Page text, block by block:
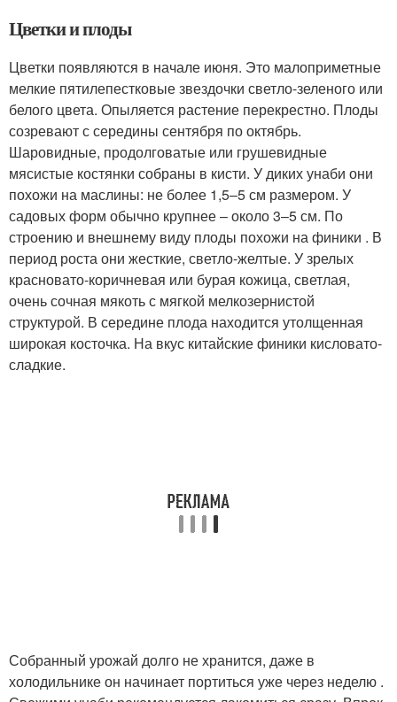
Цветки и плоды
Цветки появляются в начале июня. Это малоприметные
мелкие пятилепестковые звездочки светло-зеленого или
белого цвета. Опыляется растение перекрестно. Плоды
созревают с середины сентября по октябрь.
Шаровидные, продолговатые или грушевидные
мясистые костянки собраны в кисти. У диких унаби они
похожи на маслины: не более 1,5–5 см размером. У
садовых форм обычно крупнее – около 3–5 см. По
строению и внешнему виду плоды похожи на финики . В
период роста они жесткие, светло-желтые. У зрелых
красновато-коричневая или бурая кожица, светлая,
очень сочная мякоть с мягкой мелкозернистой
структурой. В середине плода находится утолщенная
широкая косточка. На вкус китайские финики кисловато-
сладкие.
Собранный урожай долго не хранится, даже в
холодильнике он начинает портиться уже через неделю .